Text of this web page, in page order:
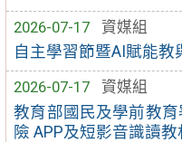
2026-07-17
資媒組
自主學習節暨AI賦能
2026-07-17
資媒組
教育部國民及學前教
險 APP及短影音識讀教